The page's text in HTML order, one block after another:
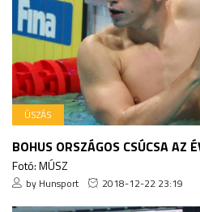
ÚSZÁS
BOHUS ORSZÁGOS CSÚCSA AZ
Fotó: MÚSZ
by Hunsport 2018-12-22 23:19